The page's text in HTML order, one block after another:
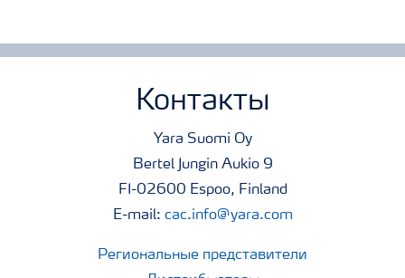
Контакты
Yara Suomi Oy
Bertel Jungin Aukio 9
FI-02600 Espoo, Finland
E-mail: cac.info@yara.com
Региональные представители